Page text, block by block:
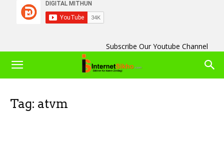
Subscribe Our Youtube Channel
Tag: atvm